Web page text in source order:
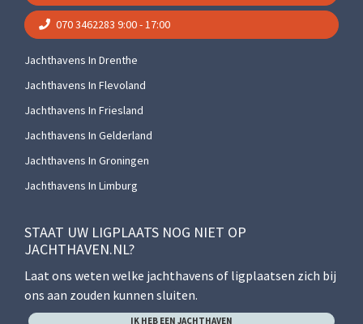
070 3462283 9:00 - 17:00
Jachthavens In Drenthe
Jachthavens In Flevoland
Jachthavens In Friesland
Jachthavens In Gelderland
Jachthavens In Groningen
Jachthavens In Limburg
STAAT UW LIGPLAATS NOG NIET OP
JACHTHAVEN.NL?
Laat ons weten welke jachthavens of ligplaatsen zich bij
ons aan zouden kunnen sluiten.
IK HEB EEN JACHTHAVEN